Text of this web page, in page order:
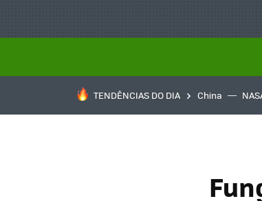
TENDÊNCIAS DO DIA China